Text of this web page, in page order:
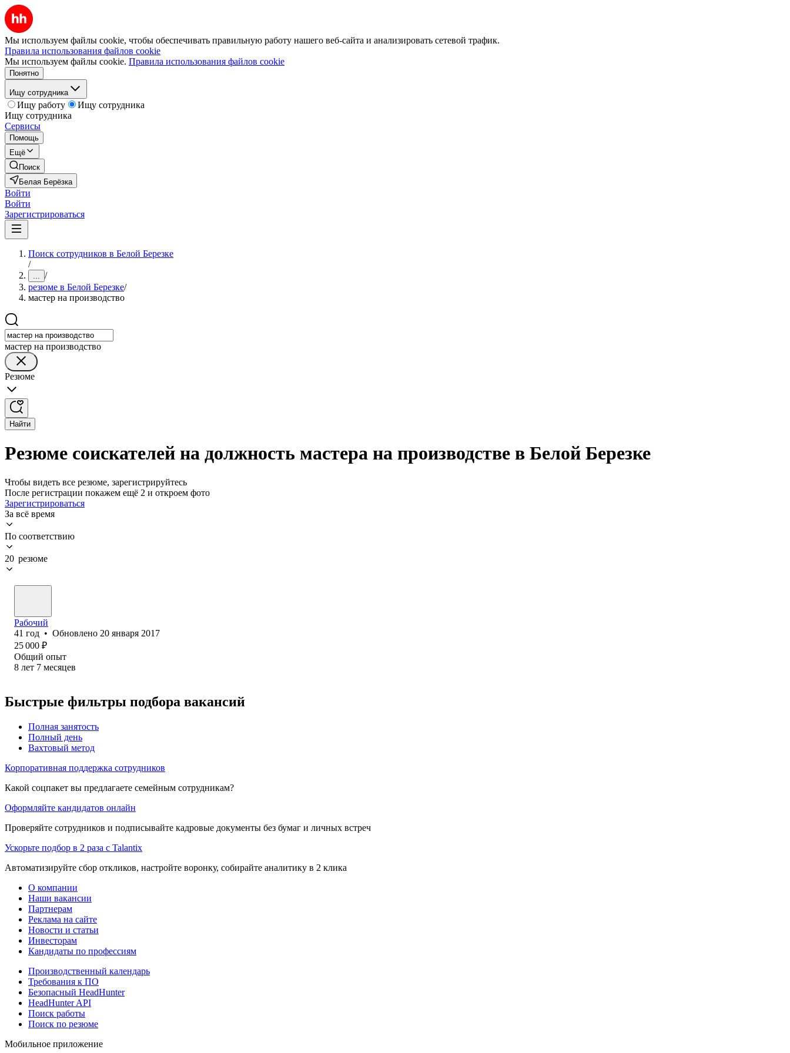
Мы используем файлы cookie, чтобы обеспечивать правильную работу нашего веб-сайта и анализировать сетевой трафик.
Правила использования файлов cookie
Мы используем файлы cookie. Правила использования файлов cookie
Понятно
Ищу сотрудника
Ищу работу
Ищу сотрудника
Ищу сотрудника
Сервисы
Помощь
Ещё
Поиск
Белая Берёзка
Войти
Войти
Зарегистрироваться
Поиск сотрудников в Белой Березке
/
... /
резюме в Белой Березке/
мастер на производство
мастер на производство
Резюме
Найти
Резюме соискателей на должность мастера на производстве в Белой Березке
Чтобы видеть все резюме, зарегистрируйтесь
После регистрации покажем ещё 2 и откроем фото
Зарегистрироваться
За всё время
По соответствию
20 резюме
Рабочий
41 год • Обновлено 20 января 2017
25 000 ₽
Общий опыт
8 лет 7 месяцев
Быстрые фильтры подбора вакансий
Полная занятость
Полный день
Вахтовый метод
Корпоративная поддержка сотрудников
Какой соцпакет вы предлагаете семейным сотрудникам?
Оформляйте кандидатов онлайн
Проверяйте сотрудников и подписывайте кадровые документы без бумаг и личных встреч
Ускорьте подбор в 2 раза с Talantix
Автоматизируйте сбор откликов, настройте воронку, собирайте аналитику в 2 клика
О компании
Наши вакансии
Партнерам
Реклама на сайте
Новости и статьи
Инвесторам
Кандидаты по профессиям
Производственный календарь
Требования к ПО
Безопасный HeadHunter
HeadHunter API
Поиск работы
Поиск по резюме
Мобильное приложение